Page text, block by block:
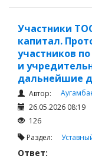
Участники
капитал.
участников
и
дальнейшие
Автор:
26.05.2026 08:19
126
Раздел:
Ответ: